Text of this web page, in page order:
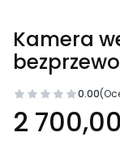
Kamera
0.00
2